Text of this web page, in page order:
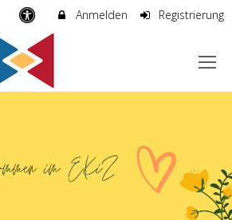
Anmelden Registrierung